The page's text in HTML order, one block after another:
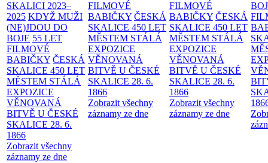
SKALICI 2023–
2025 KDYŽ MUŽI
(NE)JDOU DO
BOJE 55 LET
FILMOVÉ
BABIČKY ČESKÁ
SKALICE 450 LET
MĚSTEM STÁLÁ
EXPOZICE
VĚNOVANÁ
BITVĚ U ČESKÉ
SKALICE 28. 6.
1866
Zobrazit všechny
záznamy ze dne
FILMOVÉ
BABIČKY ČESKÁ
SKALICE 450 LET
MĚSTEM STÁLÁ
EXPOZICE
VĚNOVANÁ
BITVĚ U ČESKÉ
SKALICE 28. 6.
1866
Zobrazit všechny
záznamy ze dne
FILMOVÉ
BABIČKY ČESKÁ
SKALICE 450 LET
MĚSTEM STÁLÁ
EXPOZICE
VĚNOVANÁ
BITVĚ U ČESKÉ
SKALICE 28. 6.
1866
Zobrazit všechny
záznamy ze dne